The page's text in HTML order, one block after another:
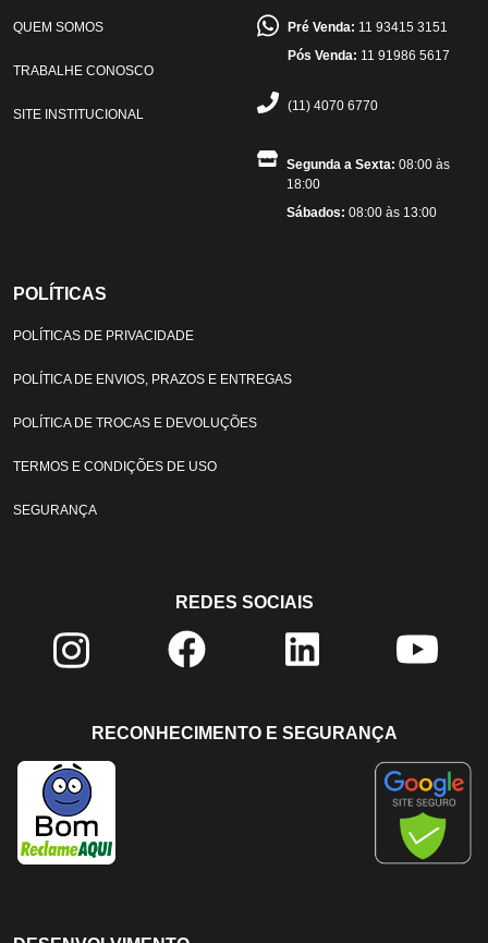
QUEM SOMOS
TRABALHE CONOSCO
SITE INSTITUCIONAL
Pré Venda: 11 93415 3151
Pós Venda: 11 91986 5617
(11) 4070 6770
Segunda a Sexta: 08:00 às
18:00
Sábados: 08:00 às 13:00
POLÍTICAS
POLÍTICAS DE PRIVACIDADE
POLÍTICA DE ENVIOS, PRAZOS E ENTREGAS
POLÍTICA DE TROCAS E DEVOLUÇÕES
TERMOS E CONDIÇÕES DE USO
SEGURANÇA
REDES SOCIAIS
RECONHECIMENTO E SEGURANÇA